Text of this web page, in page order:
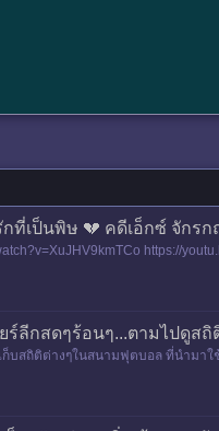
กที่เป็นพิษ 💔 คดีเอ็กซ์ จัก
https://
ร์ลีกสดๆร้อนๆ...ตามไปดูส
บสถิติต่างๆในสนามฟุตบอล ที่นำมาใ